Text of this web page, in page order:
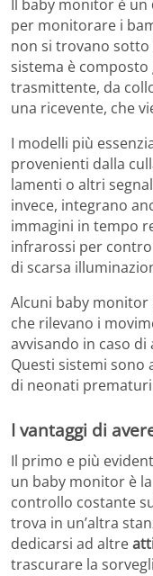
Il baby monitor è un
per monitorare i
non si trovano
sistema è
trasmittente, da
una ricevente, che
I modelli più
provenienti dalla
lamenti o altri
invece, integrano
immagini in tempo
infrarossi per
di scarsa
Alcuni baby
che rilevano i
avvisando in caso
Questi sistemi
di neonati
I vantaggi di
Il primo e più
un baby monitor è
controllo costante
trova in un’altra
dedicarsi ad altre
trascurare la